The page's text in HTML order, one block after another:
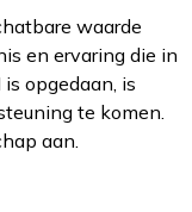
waarde
en ervaring die in
opgedaan, is
te komen.
aan.